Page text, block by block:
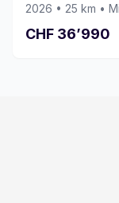
2026 • 25 km •
CHF 36’990